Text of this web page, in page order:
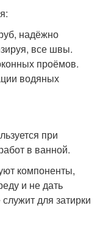
надёжно
все швы.
проёмов.
водяных
при
в ванной.
компоненты,
и не дать
для затирки